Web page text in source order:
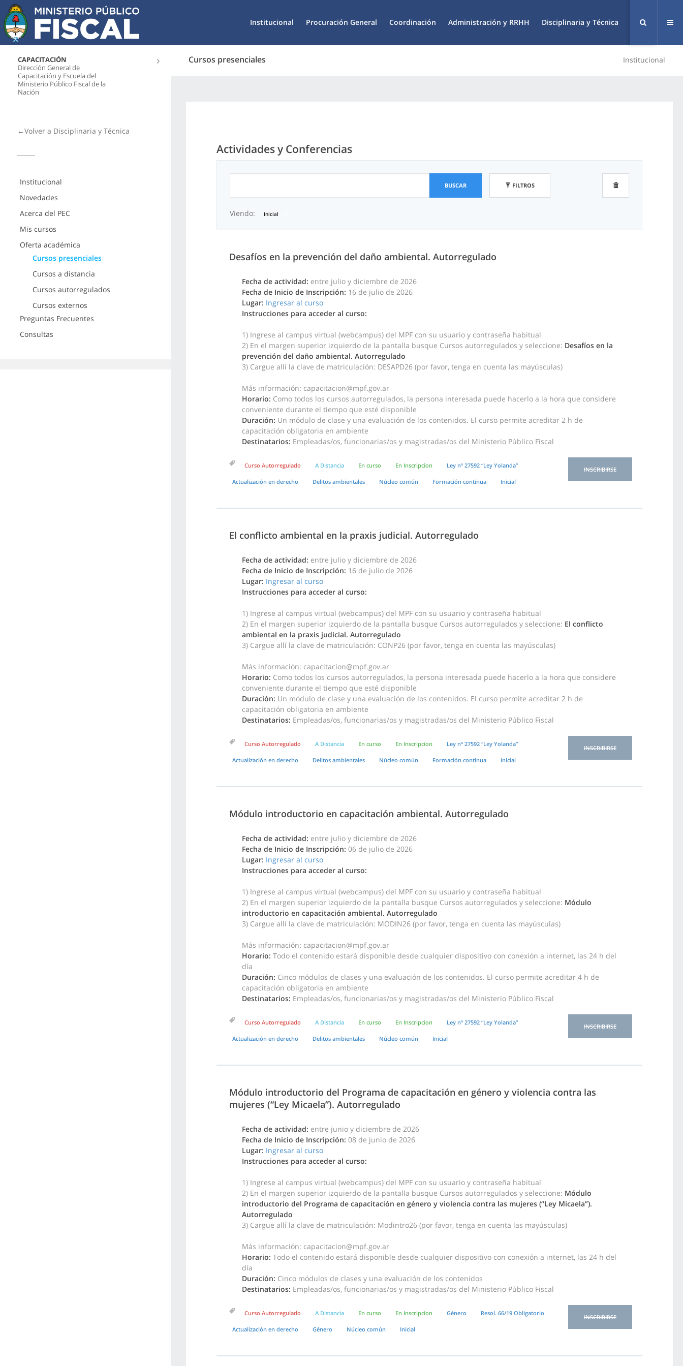
Institucional Procuración General Coordinación Administración y RRHH Disciplinaria y Técnica
CAPACITACIÓN
Dirección General de
Capacitación y Escuela del
Ministerio Público Fiscal de la
Nación
Cursos presenciales Institucional
←Volver a Disciplinaria y Técnica
Institucional
Novedades
Acerca del PEC
Mis cursos
Oferta académica
Cursos presenciales
Cursos a distancia
Cursos autorregulados
Cursos externos
Preguntas Frecuentes
Consultas
Actividades y Conferencias
BUSCAR FILTROS
Viendo: Inicial
Desafíos en la prevención del daño ambiental. Autorregulado
Fecha de actividad: entre julio y diciembre de 2026
Fecha de Inicio de Inscripción: 16 de julio de 2026
Lugar: Ingresar al curso
Instrucciones para acceder al curso:
1) Ingrese al campus virtual (webcampus) del MPF con su usuario y contraseña habitual
2) En el margen superior izquierdo de la pantalla busque Cursos autorregulados y seleccione: Desafíos en la
prevención del daño ambiental. Autorregulado
3) Cargue allí la clave de matriculación: DESAPD26 (por favor, tenga en cuenta las mayúsculas)
Más información: capacitacion@mpf.gov.ar
Horario: Como todos los cursos autorregulados, la persona interesada puede hacerlo a la hora que considere
conveniente durante el tiempo que esté disponible
Duración: Un módulo de clase y una evaluación de los contenidos. El curso permite acreditar 2 h de
capacitación obligatoria en ambiente
Destinatarios: Empleadas/os, funcionarias/os y magistradas/os del Ministerio Público Fiscal
INSCRIBIRSE
Curso Autorregulado A Distancia En curso En Inscripcion Ley nº 27592 “Ley Yolanda”
Actualización en derecho Delitos ambientales Núcleo común Formación continua Inicial
El conflicto ambiental en la praxis judicial. Autorregulado
Fecha de actividad: entre julio y diciembre de 2026
Fecha de Inicio de Inscripción: 16 de julio de 2026
Lugar: Ingresar al curso
Instrucciones para acceder al curso:
1) Ingrese al campus virtual (webcampus) del MPF con su usuario y contraseña habitual
2) En el margen superior izquierdo de la pantalla busque Cursos autorregulados y seleccione: El conflicto
ambiental en la praxis judicial. Autorregulado
3) Cargue allí la clave de matriculación: CONP26 (por favor, tenga en cuenta las mayúsculas)
Más información: capacitacion@mpf.gov.ar
Horario: Como todos los cursos autorregulados, la persona interesada puede hacerlo a la hora que considere
conveniente durante el tiempo que esté disponible
Duración: Un módulo de clase y una evaluación de los contenidos. El curso permite acreditar 2 h de
capacitación obligatoria en ambiente
Destinatarios: Empleadas/os, funcionarias/os y magistradas/os del Ministerio Público Fiscal
INSCRIBIRSE
Curso Autorregulado A Distancia En curso En Inscripcion Ley nº 27592 “Ley Yolanda”
Actualización en derecho Delitos ambientales Núcleo común Formación continua Inicial
Módulo introductorio en capacitación ambiental. Autorregulado
Fecha de actividad: entre julio y diciembre de 2026
Fecha de Inicio de Inscripción: 06 de julio de 2026
Lugar: Ingresar al curso
Instrucciones para acceder al curso:
1) Ingrese al campus virtual (webcampus) del MPF con su usuario y contraseña habitual
2) En el margen superior izquierdo de la pantalla busque Cursos autorregulados y seleccione: Módulo
introductorio en capacitación ambiental. Autorregulado
3) Cargue allí la clave de matriculación: MODIN26 (por favor, tenga en cuenta las mayúsculas)
Más información: capacitacion@mpf.gov.ar
Horario: Todo el contenido estará disponible desde cualquier dispositivo con conexión a internet, las 24 h del
día
Duración: Cinco módulos de clases y una evaluación de los contenidos. El curso permite acreditar 4 h de
capacitación obligatoria en ambiente
Destinatarios: Empleadas/os, funcionarias/os y magistradas/os del Ministerio Público Fiscal
INSCRIBIRSE
Curso Autorregulado A Distancia En curso En Inscripcion Ley nº 27592 “Ley Yolanda”
Actualización en derecho Delitos ambientales Núcleo común Inicial
Módulo introductorio del Programa de capacitación en género y violencia contra las
mujeres (“Ley Micaela”). Autorregulado
Fecha de actividad: entre junio y diciembre de 2026
Fecha de Inicio de Inscripción: 08 de junio de 2026
Lugar: Ingresar al curso
Instrucciones para acceder al curso:
1) Ingrese al campus virtual (webcampus) del MPF con su usuario y contraseña habitual
2) En el margen superior izquierdo de la pantalla busque Cursos autorregulados y seleccione: Módulo
introductorio del Programa de capacitación en género y violencia contra las mujeres (“Ley Micaela”).
Autorregulado
3) Cargue allí la clave de matriculación: Modintro26 (por favor, tenga en cuenta las mayúsculas)
Más información: capacitacion@mpf.gov.ar
Horario: Todo el contenido estará disponible desde cualquier dispositivo con conexión a internet, las 24 h del
día
Duración: Cinco módulos de clases y una evaluación de los contenidos
Destinatarios: Empleadas/os, funcionarias/os y magistradas/os del Ministerio Público Fiscal
INSCRIBIRSE
Curso Autorregulado A Distancia En curso En Inscripcion Género Resol. 66/19 Obligatorio
Actualización en derecho Género Núcleo común Inicial